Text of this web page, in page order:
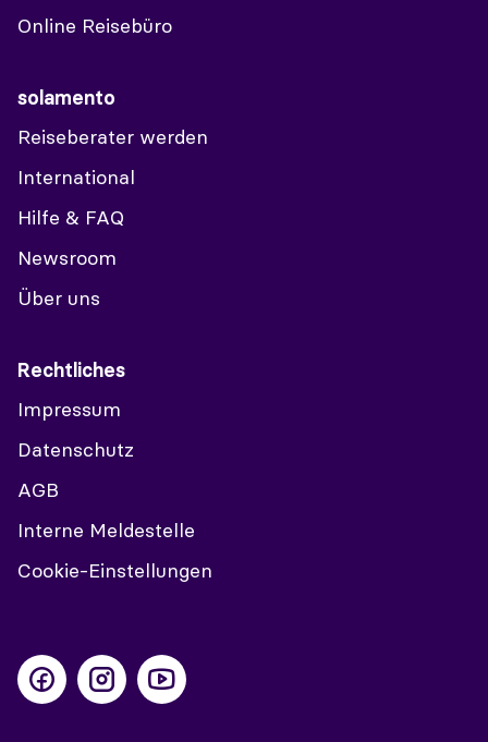
Online Reisebüro
solamento
Reiseberater werden
International
Hilfe & FAQ
Newsroom
Über uns
Rechtliches
Impressum
Datenschutz
AGB
Interne Meldestelle
Cookie-Einstellungen